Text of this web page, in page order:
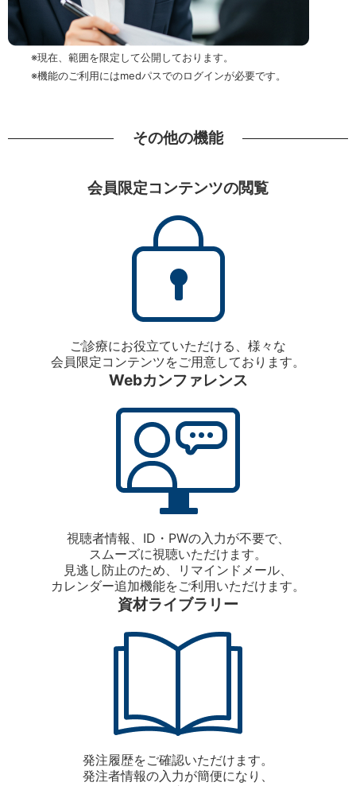
※現在、範囲を限定して公開しております。
※機能のご利用にはmedパスでのログインが必要です。
その他の機能
会員限定コンテンツの閲覧
ご診療にお役立ていただける、様々な
会員限定コンテンツをご用意しております。
Webカンファレンス
視聴者情報、ID・PWの入力が不要で、
スムーズに視聴いただけます。
見逃し防止のため、リマインドメール、
カレンダー追加機能をご利用いただけます。
資材ライブラリー
発注履歴をご確認いただけます。
発注者情報の入力が簡便になり、